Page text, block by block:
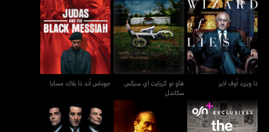
ذا ويزرد أوف لايز
ذا ويزرد أوف لايز
هاو تو كريايت اي سيكس
سكاندل
هاو تو كريايت اي سيكس
سكاندل
جوداس أند ذا بلاك مسايا
جوداس أند ذا بلاك مسايا